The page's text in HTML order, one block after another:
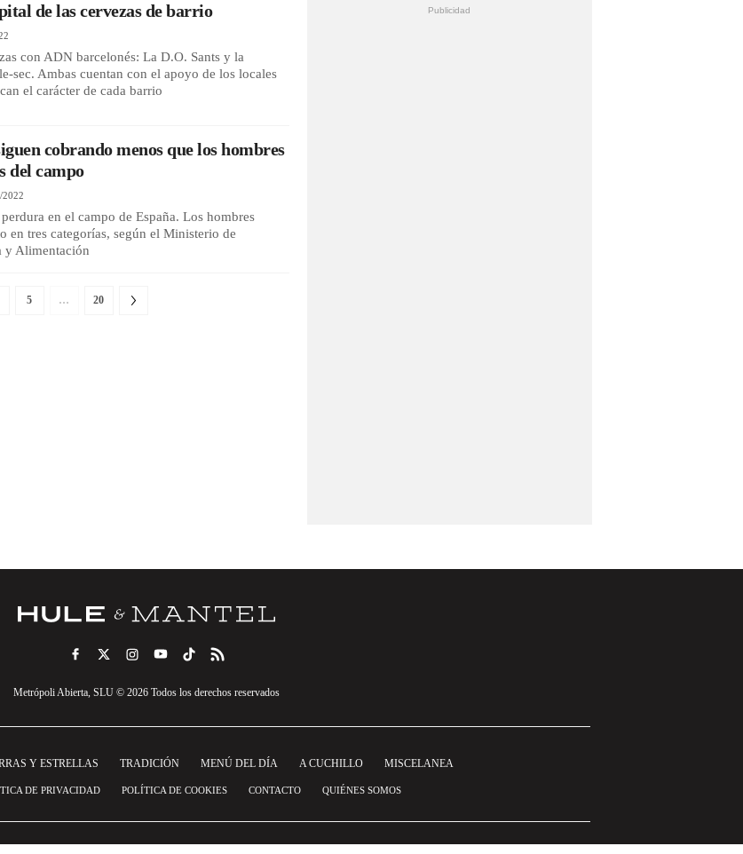
de las cervezas de barrio
con ADN barcelonés: La D.O. Sants y la
sec. Ambas cuentan con el apoyo de los locales
el carácter de cada barrio
cobrando menos que los hombres
del campo
2022
en el campo de España. Los hombres
en tres categorías, según el Ministerio de
y Alimentación
5 … 20
Metrópoli Abierta, SLU © 2026 Todos los derechos reservados
Y ESTRELLAS TRADICIÓN MENÚ DEL DÍA A CUCHILLO MISCELANEA
DE PRIVACIDAD POLÍTICA DE COOKIES CONTACTO QUIÉNES SOMOS